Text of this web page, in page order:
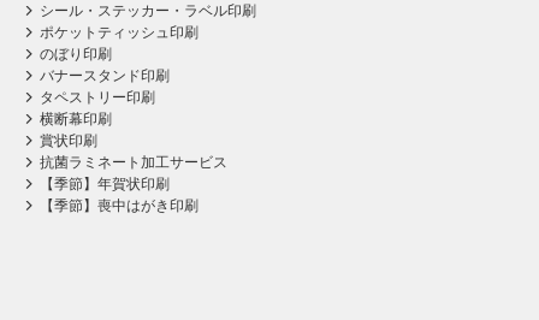
シール・ステッカー・ラベル印刷
ポケットティッシュ印刷
のぼり印刷
バナースタンド印刷
タペストリー印刷
横断幕印刷
賞状印刷
抗菌ラミネート加工サービス
【季節】年賀状印刷
【季節】喪中はがき印刷